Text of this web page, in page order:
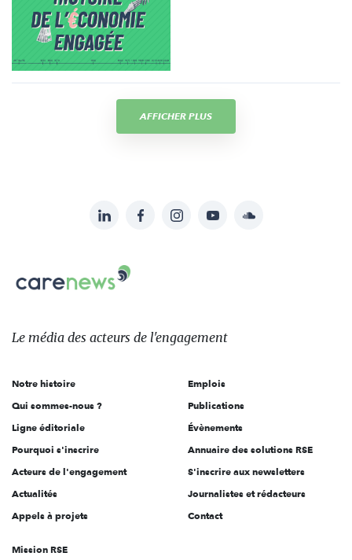
AFFICHER PLUS
sur:
LinkedInFacebookInstagramYouTubeSoundcloud
Carenews,
Le
des
l'engagement
Le média des acteurs de l'engagement
Notre histoire
Qui sommes-nous ?
Ligne éditoriale
Pourquoi s'inscrire
Acteurs de l'engagement
Actualités
Appels à projets
Emplois
Publications
Évènements
Annuaire des solutions RSE
S'inscrire aux newsletters
Journalistes et rédacteurs
Contact
Mission RSE